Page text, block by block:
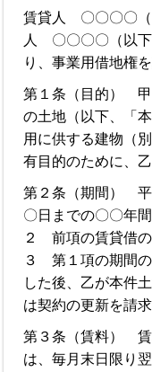
賃貸人 〇〇〇〇（
人 〇〇〇〇（以下
り、事業用借地権
第１条（目的） 甲
の土地（以下、「
用に供する建物（
有目的のために、
第２条（期間） 平
〇日までの〇〇年間
２ 前項の賃貸借の
３ 第１項の期間
した後、乙が本件
は契約の更新を請
第３条（賃料） 賃
は、毎月末日限り